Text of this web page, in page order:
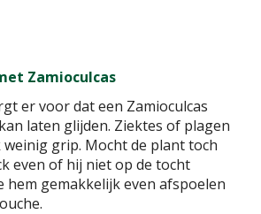
Zamioculcas
er voor dat een Zamioculcas
laten glijden. Ziektes of plagen
grip. Mocht de plant toch
even of hij niet op de tocht
hem gemakkelijk even afspoelen